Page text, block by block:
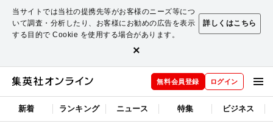
当サイトでは当社の提携先等がお客様のニーズ等につ
いて調査・分析したり、お客様にお勧めの広告を表示
する目的で Cookie を使用する場合があります。
詳しくはこちら
×
無料会員登録 ログイン
新着 ランキング ニュース 特集 ビジネス